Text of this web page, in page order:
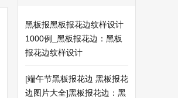
黑板报黑板报花边纹样设计
1000例_黑板报花边：黑板
报花边纹样设计
[端午节黑板报花边 黑板报花
边图片大全]黑板报花边：黑